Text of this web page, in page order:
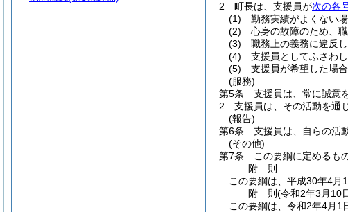
2
町長は、支援員が次の各
(1)
勤務実績がよくない
(2)
心身の故障のため、
(3)
職務上の義務に違反
(4)
支援員としてふさわ
(5)
支援員が希望した場合
(服務)
第5条
支援員は、常に誠意
2
支援員は、その活動を通
(報告)
第6条
支援員は、自らの活
(その他)
第7条
この要綱に定めるも
附 則
この要綱は、平成30年4月
附 則(令和2年3月10
この要綱は、令和2年4月1